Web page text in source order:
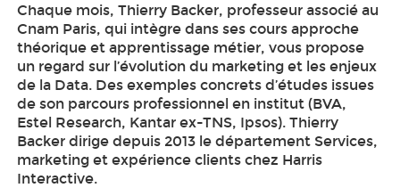
Chaque mois, Thierry Backer, professeur associé au
Cnam Paris, qui intègre dans ses cours approche
théorique et apprentissage métier, vous propose
un regard sur l’évolution du marketing et les enjeux
de la Data. Des exemples concrets d’études issues
de son parcours professionnel en institut (BVA,
Estel Research, Kantar ex-TNS, Ipsos). Thierry
Backer dirige depuis 2013 le département Services,
marketing et expérience clients chez Harris
Interactive.